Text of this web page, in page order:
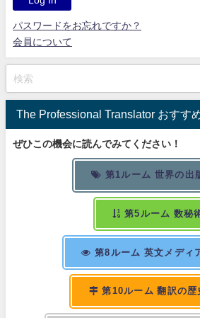
パスワードをお忘れですか？
会員について
The Professional Translator おすす
ぜひこの機会に読んでみてください！
第1ルーム 世界の出
第5ルーム 数秘
第8ルーム 英文メディ
第10ルーム 翻訳の歴